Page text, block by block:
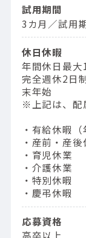
試用期間
3カ月／試用
休日休暇
年間休日最大
完全週休2日
末年始
※上記は、配
・有給休暇
・産前・産後
・育児休業
・介護休業
・特別休暇
・慶弔休暇
応募資格
高卒以上